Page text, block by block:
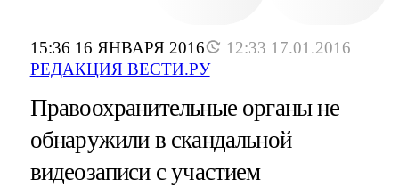
15:36 16 ЯНВАРЯ 2016
12:33 17.01.2016
РЕДАКЦИЯ ВЕСТИ.РУ
Правоохранительные органы не
обнаружили в скандальной
видеозаписи с участием